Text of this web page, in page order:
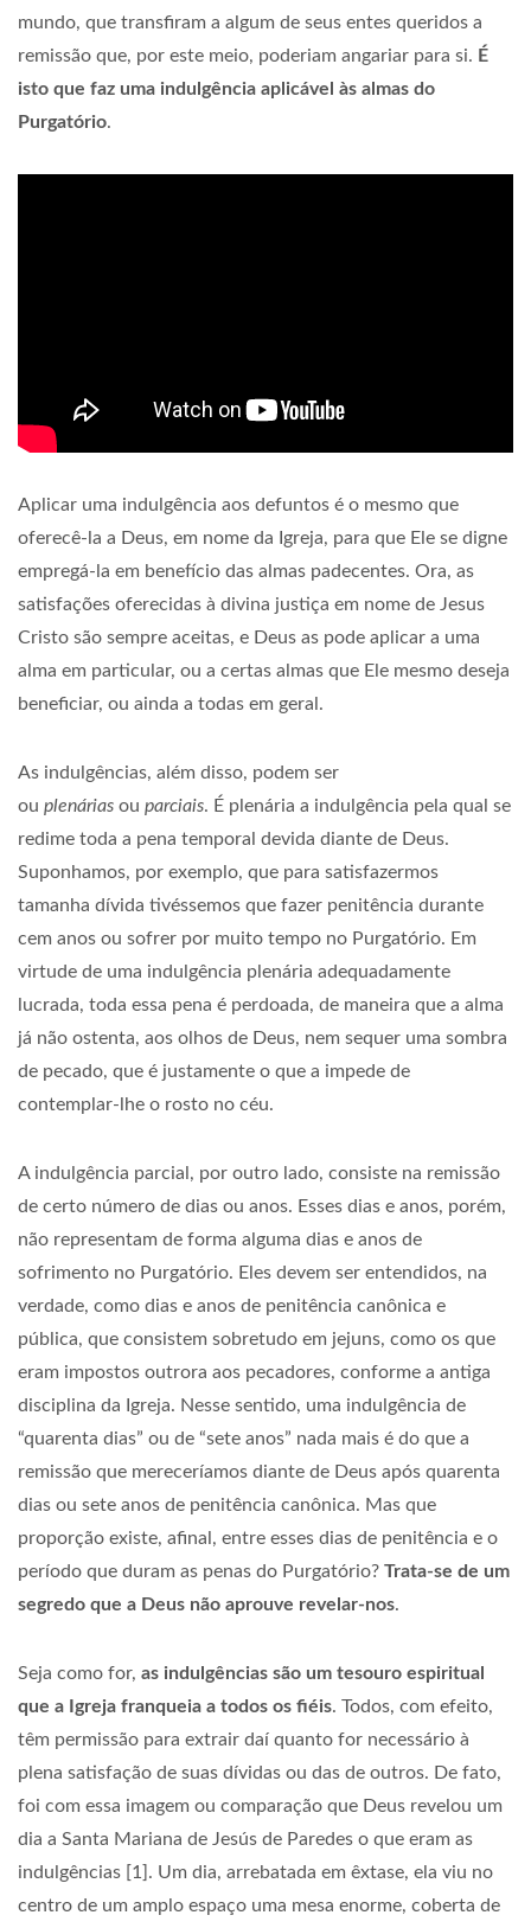
mundo, que transfiram a algum de seus entes queridos a
remissão que, por este meio, poderiam angariar para si. É
isto que faz uma indulgência aplicável às almas do
Purgatório.
Aplicar uma indulgência aos defuntos é o mesmo que
oferecê-la a Deus, em nome da Igreja, para que Ele se digne
empregá-la em benefício das almas padecentes. Ora, as
satisfações oferecidas à divina justiça em nome de Jesus
Cristo são sempre aceitas, e Deus as pode aplicar a uma
alma em particular, ou a certas almas que Ele mesmo deseja
beneficiar, ou ainda a todas em geral.
As indulgências, além disso, podem ser
ou plenárias ou parciais. É plenária a indulgência pela qual se
redime toda a pena temporal devida diante de Deus.
Suponhamos, por exemplo, que para satisfazermos
tamanha dívida tivéssemos que fazer penitência durante
cem anos ou sofrer por muito tempo no Purgatório. Em
virtude de uma indulgência plenária adequadamente
lucrada, toda essa pena é perdoada, de maneira que a alma
já não ostenta, aos olhos de Deus, nem sequer uma sombra
de pecado, que é justamente o que a impede de
contemplar-lhe o rosto no céu.
A indulgência parcial, por outro lado, consiste na remissão
de certo número de dias ou anos. Esses dias e anos, porém,
não representam de forma alguma dias e anos de
sofrimento no Purgatório. Eles devem ser entendidos, na
verdade, como dias e anos de penitência canônica e
pública, que consistem sobretudo em jejuns, como os que
eram impostos outrora aos pecadores, conforme a antiga
disciplina da Igreja. Nesse sentido, uma indulgência de
“quarenta dias” ou de “sete anos” nada mais é do que a
remissão que mereceríamos diante de Deus após quarenta
dias ou sete anos de penitência canônica. Mas que
proporção existe, afinal, entre esses dias de penitência e o
período que duram as penas do Purgatório? Trata-se de um
segredo que a Deus não aprouve revelar-nos.
Seja como for, as indulgências são um tesouro espiritual
que a Igreja franqueia a todos os fiéis. Todos, com efeito,
têm permissão para extrair daí quanto for necessário à
plena satisfação de suas dívidas ou das de outros. De fato,
foi com essa imagem ou comparação que Deus revelou um
dia a Santa Mariana de Jesús de Paredes o que eram as
indulgências [1]. Um dia, arrebatada em êxtase, ela viu no
centro de um amplo espaço uma mesa enorme, coberta de